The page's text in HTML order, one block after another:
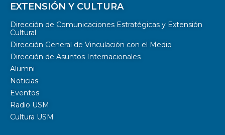
EXTENSIÓN Y CULTURA
Dirección de Comunicaciones Estratégicas y Extensión
Cultural
Dirección General de Vinculación con el Medio
Dirección de Asuntos Internacionales
Alumni
Noticias
Eventos
Radio USM
Cultura USM